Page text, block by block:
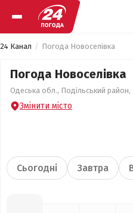
24 Канал Погода Новоселівка
Погода Новоселівка
Одеська обл., Подільський
Змінити місто
Сьогодні Завтра